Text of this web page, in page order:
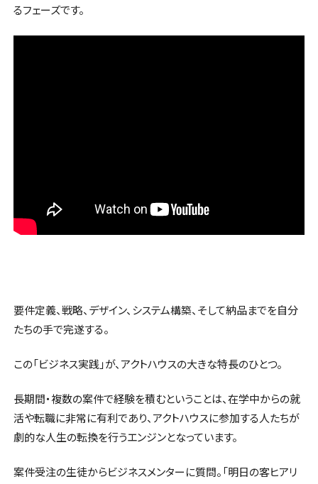
るフェーズです。
要件定義、戦略、デザイン、システム構築、そして納品までを自分
たちの手で完遂する。
この「ビジネス実践」が、アクトハウスの大きな特長のひとつ。
長期間・複数の案件で経験を積むということは、在学中からの就
活や転職に非常に有利であり、アクトハウスに参加する人たちが
劇的な人生の転換を行うエンジンとなっています。
案件受注の生徒からビジネスメンターに質問。「明日の客ヒアリ